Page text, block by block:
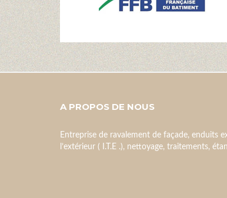
A PROPOS DE NOUS
Entreprise de ravalement de façade, enduits
l’extérieur ( I.T.E .), nettoyage, traitements,